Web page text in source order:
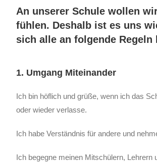
An unserer Schule wollen
fühlen. Deshalb ist es uns
sich alle an folgende Regeln
1. Umgang Miteinander
Ich bin höflich und grüße, wenn ich das
oder wieder verlasse.
Ich habe Verständnis für andere und
Ich begegne meinen Mitschülern, Lehrern